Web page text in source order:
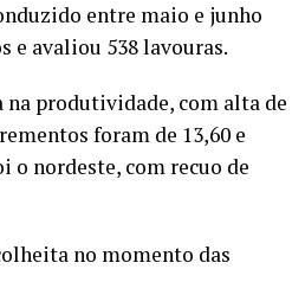
entre maio e junho
e avaliou 538 lavouras.
produtividade, com alta de
foram de 13,60 e
o nordeste, com recuo de
no momento das